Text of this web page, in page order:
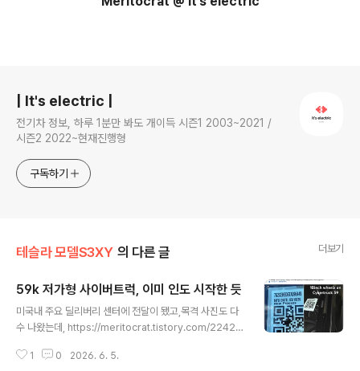
| It's electric |
전기차 정보, 하루 1분만 봐도 개이득 시즌1 2003~2021 /
시즌2 2022~현재진행형
구독하기
테슬라 모델S3XY 의 다른 글 더보기
59k 저가형 사이버트럭, 이미 인도 시작한 듯
미국내 주요 딜리버리 센터에 전달이 됐고,목격 사진도 다
수 나왔는데, https://meritocrat.tistory.com/2242 5
트럭 59K(5만9천달러) 저가형이미국 테슬라센터 일부 지
1 0 2026. 6. 5.